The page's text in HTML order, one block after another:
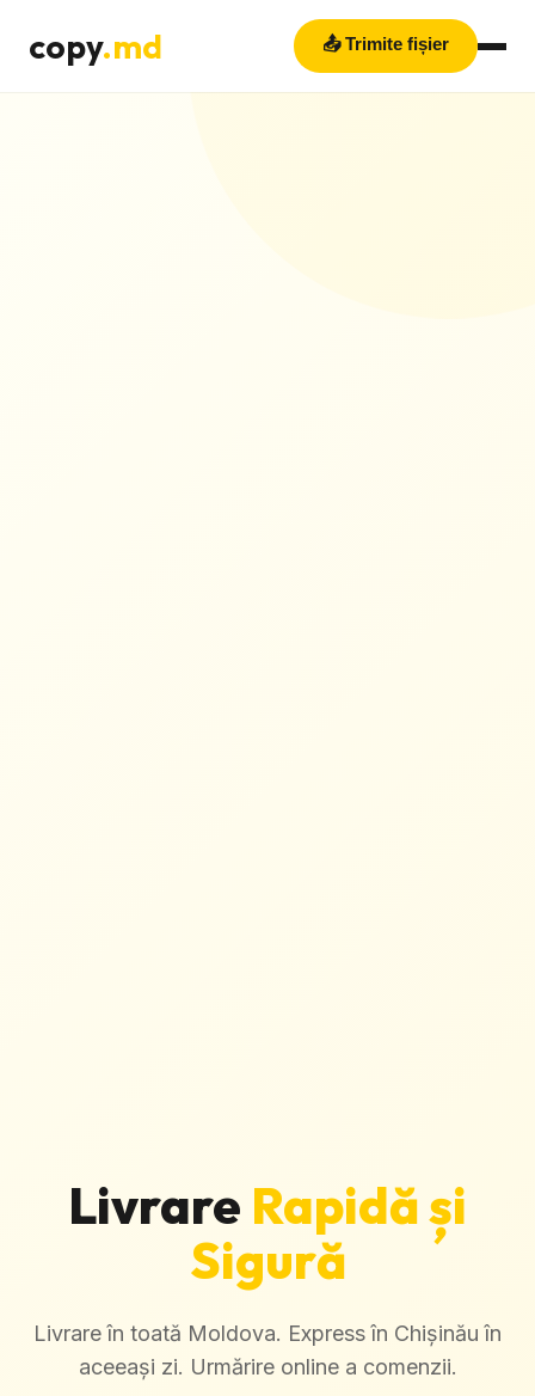
copy.md 📤 Trimite fișier
Livrare Rapidă și
Sigură
Livrare în toată Moldova. Express în Chișinău în
aceeași zi. Urmărire online a comenzii.